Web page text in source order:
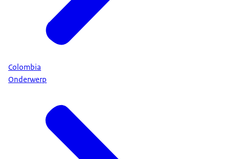
Colombia
Onderwerp